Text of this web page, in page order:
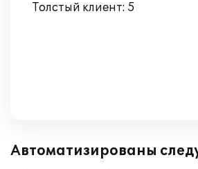
Толстый клиент: 5
Автоматизированы